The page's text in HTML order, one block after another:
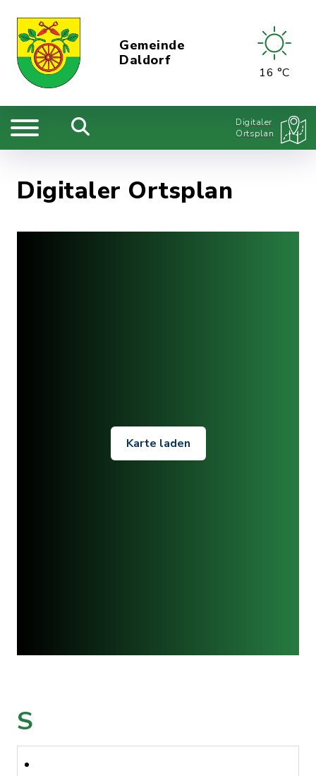
Gemeinde
Daldorf
16 °C
Digitaler
Ortsplan
Digitaler Ortsplan
Karte laden
S